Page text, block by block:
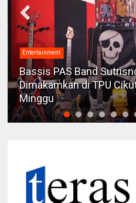
Entertainment
Bassis PAS Band
Dimakamkan di TPU
Minggu